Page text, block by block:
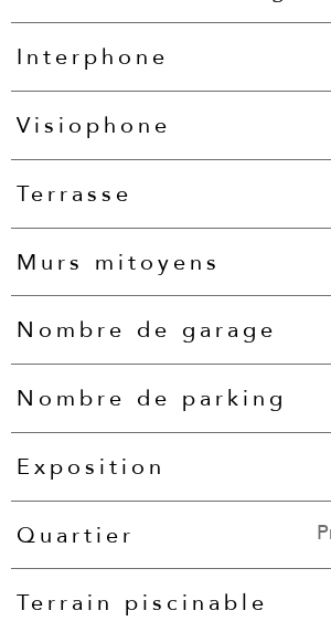
Interphone
Visiophone
Terrasse
Murs mitoyens
Nombre de garage
Nombre de parking
Exposition
Quartier
Terrain piscinable